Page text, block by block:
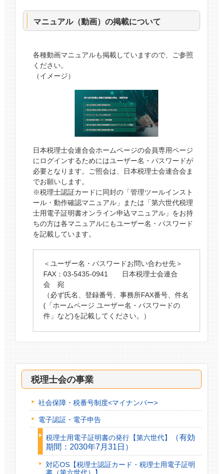
マニュアル（動画）の掲載について
各種動画マニュアルも掲載していますので、ご参照
ください。
（イメージ）
日本税理士会連合会ホームページの会員専用ページ
にログインするためにはユーザー名・パスワードが
必要となります。ご照会は、日本税理士会連合会ま
でお願いします。
※税理士認証カードに同封の「管理ツールインスト
ール・動作確認マニュアル」または「第六世代税理
士用電子証明書オンライン申込マニュアル」をお持
ちの方は各マニュアルにもユーザー名・パスワード
を記載しています。
＜ユーザー名・パスワードお問い合わせ先＞
FAX：03-5435-0941 日本税理士会連合
会 宛
（必ず氏名、登録番号、事務所FAX番号、件名
(「ホームページ ユーザー名・パスワードの
件」など)を記載してください。）
税理士会の事業
社会保障・税番号制度<マイナンバー>
電子認証・電子申告
税理士用電子証明書の発行【第六世代】
（有効
期間：2030年7月31日）
対応OS【税理士認証カード・税理士用電子証明